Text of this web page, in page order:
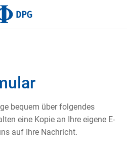
bequem über folgendes
eine Kopie an Ihre eigene E-
auf Ihre Nachricht.